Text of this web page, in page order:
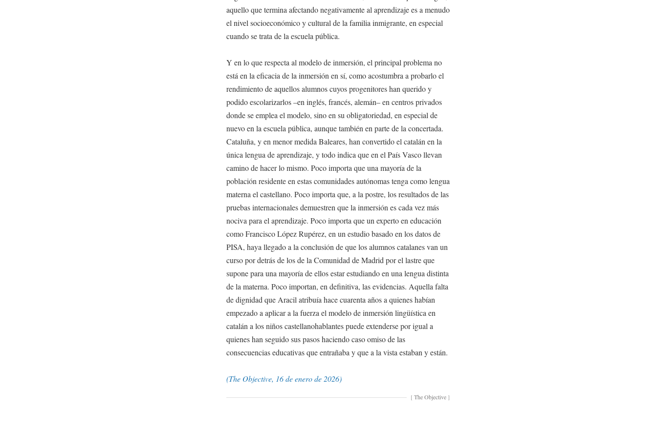
aquello que termina afectando negativamente al aprendizaje es a menudo
el nivel socioeconómico y cultural de la familia inmigrante, en especial
cuando se trata de la escuela pública.
Y en lo que respecta al modelo de inmersión, el principal problema no
está en la eficacia de la inmersión en sí, como acostumbra a probarlo el
rendimiento de aquellos alumnos cuyos progenitores han querido y
podido escolarizarlos –en inglés, francés, alemán– en centros privados
donde se emplea el modelo, sino en su obligatoriedad, en especial de
nuevo en la escuela pública, aunque también en parte de la concertada.
Cataluña, y en menor medida Baleares, han convertido el catalán en la
única lengua de aprendizaje, y todo indica que en el País Vasco llevan
camino de hacer lo mismo. Poco importa que una mayoría de la
población residente en estas comunidades autónomas tenga como lengua
materna el castellano. Poco importa que, a la postre, los resultados de las
pruebas internacionales demuestren que la inmersión es cada vez más
nociva para el aprendizaje. Poco importa que un experto en educación
como Francisco López Rupérez, en un estudio basado en los datos de
PISA, haya llegado a la conclusión de que los alumnos catalanes van un
curso por detrás de los de la Comunidad de Madrid por el lastre que
supone para una mayoría de ellos estar estudiando en una lengua distinta
de la materna. Poco importan, en definitiva, las evidencias. Aquella falta
de dignidad que Aracil atribuía hace cuarenta años a quienes habían
empezado a aplicar a la fuerza el modelo de inmersión lingüística en
catalán a los niños castellanohablantes puede extenderse por igual a
quienes han seguido sus pasos haciendo caso omiso de las
consecuencias educativas que entrañaba y que a la vista estaban y están.
(The Objective, 16 de enero de 2026)
[The Objective ]